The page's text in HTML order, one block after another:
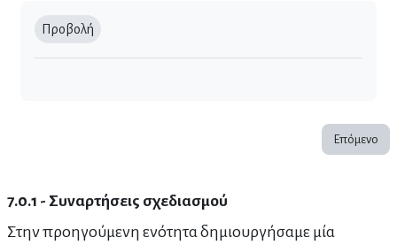
Προβολή
Επόμενο
7.0.1 - Συναρτήσεις σχεδιασμού
Στην προηγούμενη ενότητα δημιουργήσαμε μία